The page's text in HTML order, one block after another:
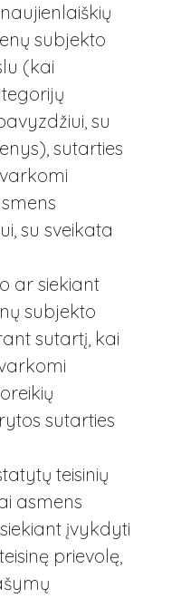
subjekto
(kai
su
sutarties
su sveikata
ar siekiant
subjekto
sutartį, kai
sutarties
teisinių
asmens
įvykdyti
prievolę,